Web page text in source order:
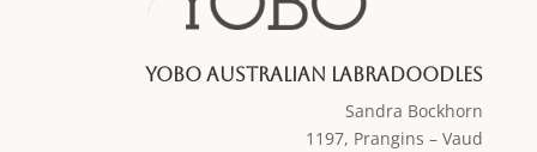
Yobo Australian Labradoodles
Sandra Bockhorn
1197, Prangins – Vaud